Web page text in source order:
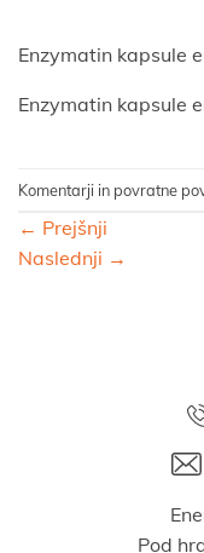
Enzymatin kapsule
Enzymatin kapsule
Komentarji in povratne
← Prejšnji
Naslednji →
Pod